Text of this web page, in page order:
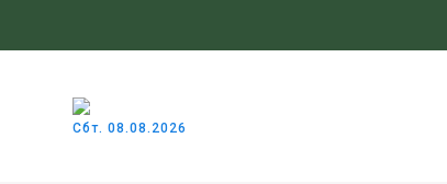
Сбт. 08.08.2026